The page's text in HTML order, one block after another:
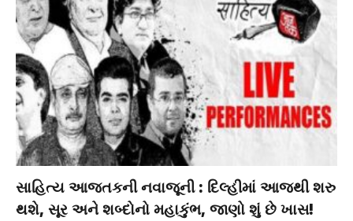
સાહિત્ય આજતકની નવાજૂની : દિલ્હીમાં આજથી શરુ
થશે, સૂર અને શબ્દોનો મહાકુંભ, જાણો શું છે ખાસ!